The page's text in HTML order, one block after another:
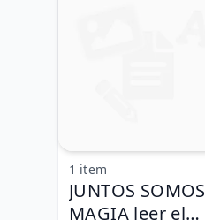
JUNTOS SOMOS
MAGIA leer el
1 item